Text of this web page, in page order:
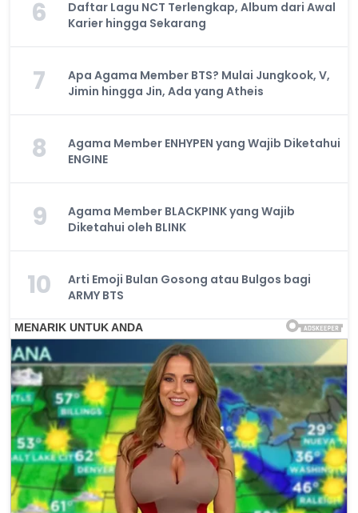
6
Daftar Lagu NCT Terlengkap, Album dari Awal
Karier hingga Sekarang
7
Apa Agama Member BTS? Mulai Jungkook, V,
Jimin hingga Jin, Ada yang Atheis
8
Agama Member ENHYPEN yang Wajib Diketahui
ENGINE
9
Agama Member BLACKPINK yang Wajib
Diketahui oleh BLINK
10
Arti Emoji Bulan Gosong atau Bulgos bagi
ARMY BTS